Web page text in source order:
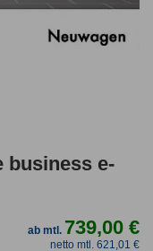
business e-
ab mtl. 739,00 €
netto mtl. 621,01 €